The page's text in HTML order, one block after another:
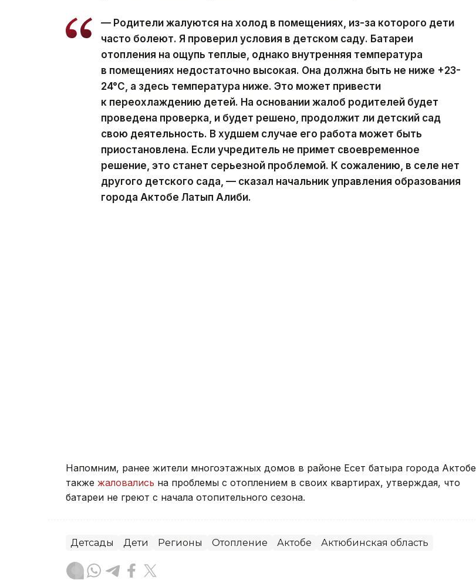
— Родители жалуются на холод в помещениях, из-за которого дети
часто болеют. Я проверил условия в детском саду. Батареи
отопления на ощупь теплые, однако внутренняя температура
в помещениях недостаточно высокая. Она должна быть не ниже +23-
24°C, а здесь температура ниже. Это может привести
к переохлаждению детей. На основании жалоб родителей будет
проведена проверка, и будет решено, продолжит ли детский сад
свою деятельность. В худшем случае его работа может быть
приостановлена. Если учредитель не примет своевременное
решение, это станет серьезной проблемой. К сожалению, в селе нет
другого детского сада, — сказал начальник управления образования
города Актобе Латып Алиби.
Напомним, ранее жители многоэтажных домов в районе Есет батыра города Актобе
также жаловались на проблемы с отоплением в своих квартирах, утверждая, что
батареи не греют с начала отопительного сезона.
Детсады Дети Регионы Отопление Актобе Актюбинская область